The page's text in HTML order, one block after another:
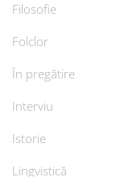
Filosofie
Folclor
În pregătire
Interviu
Istorie
Lingvistică